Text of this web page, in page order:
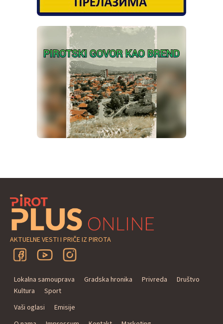
AKTUELNE VESTI I PRIČE IZ PIROTA
Lokalna samouprava Gradska hronika Privreda
Društvo
Kultura
Sport
Vaši oglasi
Emisije